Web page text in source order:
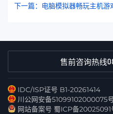
下一篇：电脑模拟器畅玩主机游
售前咨询热线
IDC/ISP证号 B1-20261414
川公网安备51099102000075
网站备案号 蜀ICP备20025091